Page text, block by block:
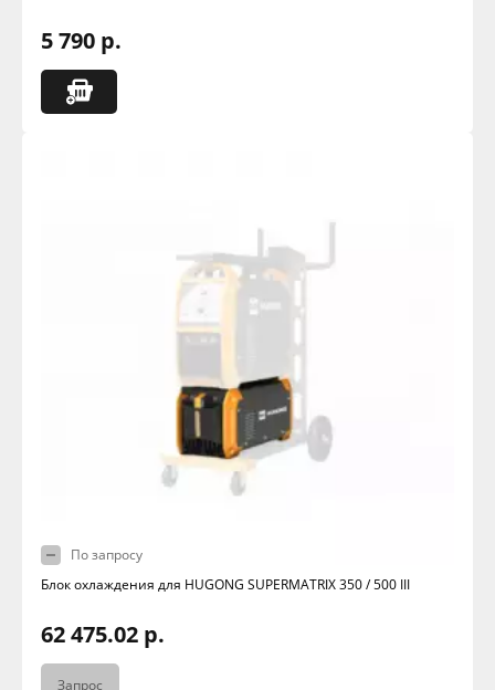
5 790 р.
По запросу
Блок охлаждения для HUGONG SUPERMATRIX 350 / 500 III
62 475.02 р.
Запрос